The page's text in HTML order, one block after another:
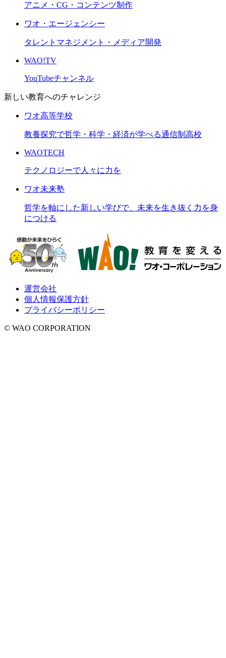
アニメ・CG・コンテンツ制作
ワオ・エージェンシー
タレントマネジメント・メディア開発
WAO!TV
YouTubeチャンネル
新しい教育へのチャレンジ
ワオ高等学校
教養探究で哲学・科学・経済が学べる通信制高校
WAOTECH
テクノロジーで人々に力を
ワオ未来塾
哲学を軸にした新しい学びで、未来を生き抜く力を身
につける
運営会社
個人情報保護方針
プライバシーポリシー
© WAO CORPORATION